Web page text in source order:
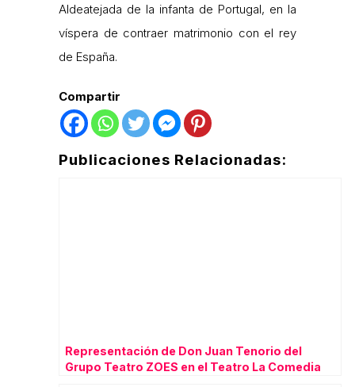
Aldeatejada de la infanta de Portugal, en la
víspera de contraer matrimonio con el rey
de España.
Compartir
Publicaciones Relacionadas:
Representación de Don Juan Tenorio del
Grupo Teatro ZOES en el Teatro La Comedia